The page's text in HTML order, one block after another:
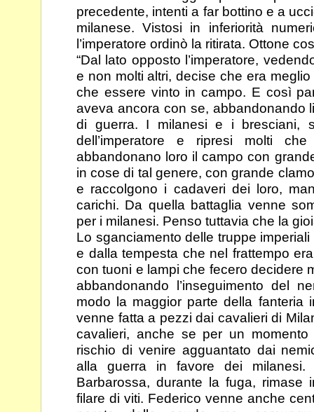
precedente, intenti a far bottino e a
milanese. Vistosi in inferiorità
l’imperatore ordinò la ritirata. Ottone
“Dal lato opposto l’imperatore,
e non molti altri,decise che era
che essere vinto in campo. E così
aveva ancora con se, abbandonando
di guerra. I milanesi e i bresciani,
dell’imperatore e ripresi molti
abbandonano loro il campo con
in cose di tal genere, con grande
e raccolgono i cadaveri dei loro,
carichi. Da quella battaglia venne
per i milanesi. Penso tuttavia che la
Lo sganciamento delle truppe
e dalla tempesta che nel frattempo
con tuoni e lampi che fecero decidere
abbandonando l’inseguimento del
modo la maggior parte della fanteria
venne fatta a pezzi dai cavalieri di
cavalieri, anche se per un
rischio di venire agguantato dai
alla guerra in favore dei
Barbarossa, durante la fuga, rimase
filare di viti. Federico venne anche